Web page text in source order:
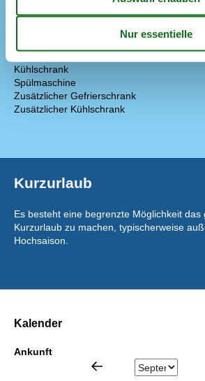
Die Küche verfügt über Warmwasser
Kühlschrank
Spülmaschine
Zusätzlicher Gefrierschrank
Zusätzlicher Kühlschrank
Kurzurlaub
Es besteht eine begrenzte Möglichkeit das
Kurzurlaub zu machen, typischerweise
Hochsaison.
Kalender
Ankunft